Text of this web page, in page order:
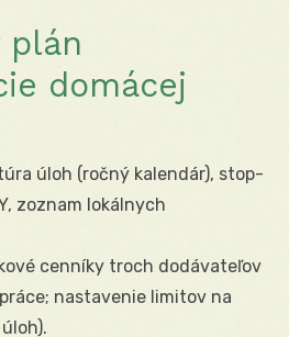
plán
domácej
úloh (ročný kalendár), stop-
zoznam lokálnych
cenníky troch dodávateľov
nastavenie limitov na